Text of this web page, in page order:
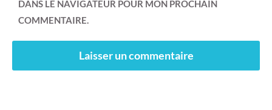
DANS LE NAVIGATEUR POUR MON PROCHAIN
COMMENTAIRE.